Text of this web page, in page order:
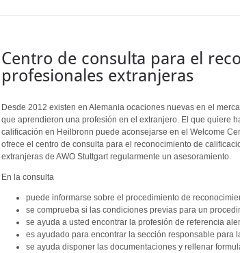
Centro de consulta para el
profesionales extranjeras
Desde 2012 existen en Alemania ocaciones nuevas en el
que aprendieron una profesión en el extranjero. El que quiere
calificación en Heilbronn puede aconsejarse en el Welcome
ofrece el centro de consulta para el reconocimiento de
extranjeras de AWO Stuttgart regularmente un asesoramiento.
En la consulta
puede informarse sobre el procedimiento de
se comprueba si las condiciones previas para un
se ayuda a usted encontrar la profesión de referencia
es ayudado para encontrar la sección responsable para
se ayuda disponer las documentaciones y rellenar